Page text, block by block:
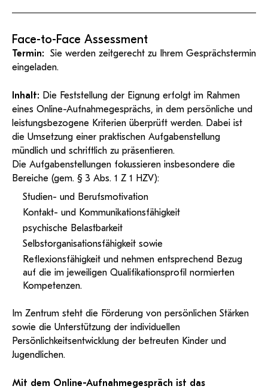
Face-to-Face Assessment
Termin: Sie werden zeitgerecht zu Ihrem Gesprächstermin
eingeladen.
Inhalt: Die Feststellung der Eignung erfolgt im Rahmen
eines Online-Aufnahmegesprächs, in dem persönliche und
leistungsbezogene Kriterien überprüft werden. Dabei ist
die Umsetzung einer praktischen Aufgabenstellung
mündlich und schriftlich zu präsentieren.
Die Aufgabenstellungen fokussieren insbesondere die
Bereiche (gem. § 3 Abs. 1 Z 1 HZV):
Studien- und Berufsmotivation
Kontakt- und Kommunikationsfähigkeit
psychische Belastbarkeit
Selbstorganisationsfähigkeit sowie
Reflexionsfähigkeit und nehmen entsprechend Bezug
auf die im jeweiligen Qualifikationsprofil normierten
Kompetenzen.
Im Zentrum steht die Förderung von persönlichen Stärken
sowie die Unterstützung der individuellen
Persönlichkeitsentwicklung der betreuten Kinder und
Jugendlichen.
Mit dem Online-Aufnahmegespräch ist das